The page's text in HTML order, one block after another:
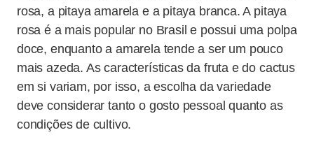
rosa, a pitaya amarela e a pitaya branca. A pitaya
rosa é a mais popular no Brasil e possui uma polpa
doce, enquanto a amarela tende a ser um pouco
mais azeda. As características da fruta e do cactus
em si variam, por isso, a escolha da variedade
deve considerar tanto o gosto pessoal quanto as
condições de cultivo.